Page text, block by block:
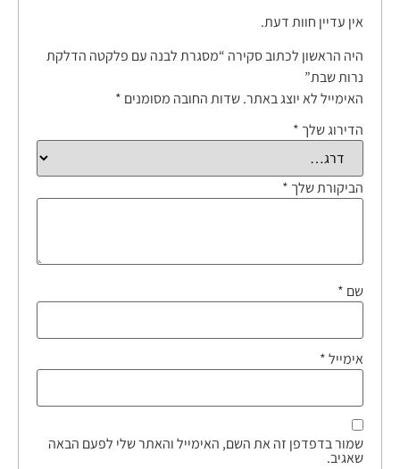
אין עדיין חוות דעת.
היה הראשון לכתוב סקירה “מסגרת לבנה עם פלקטה הדלקת
נרות שבת”
האימייל לא יוצג באתר.שדות החובה מסומנים *
הדירוג שלך *
הביקורת שלך *
שם *
אימייל*
שמור בדפדפן זה את השם, האימייל והאתר שלי לפעם הבאה
שאגיב.